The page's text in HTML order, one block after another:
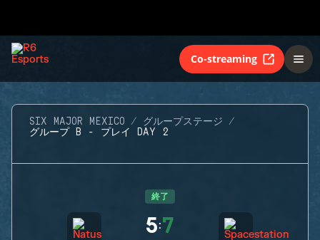
Co-streaming
SIX MAJOR MEXICO
グループステージ
グループ B - プレイ DAY 2
終了
5:7